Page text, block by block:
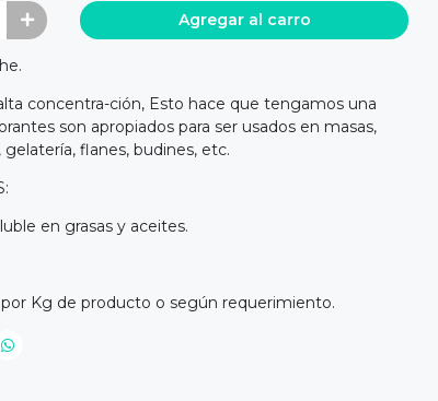
Agregar al carro
concentra-ción, Esto hace que tengamos una
son apropiados para ser usados en masas,
flanes, budines, etc.
en grasas y aceites.
Kg de producto o según requerimiento.